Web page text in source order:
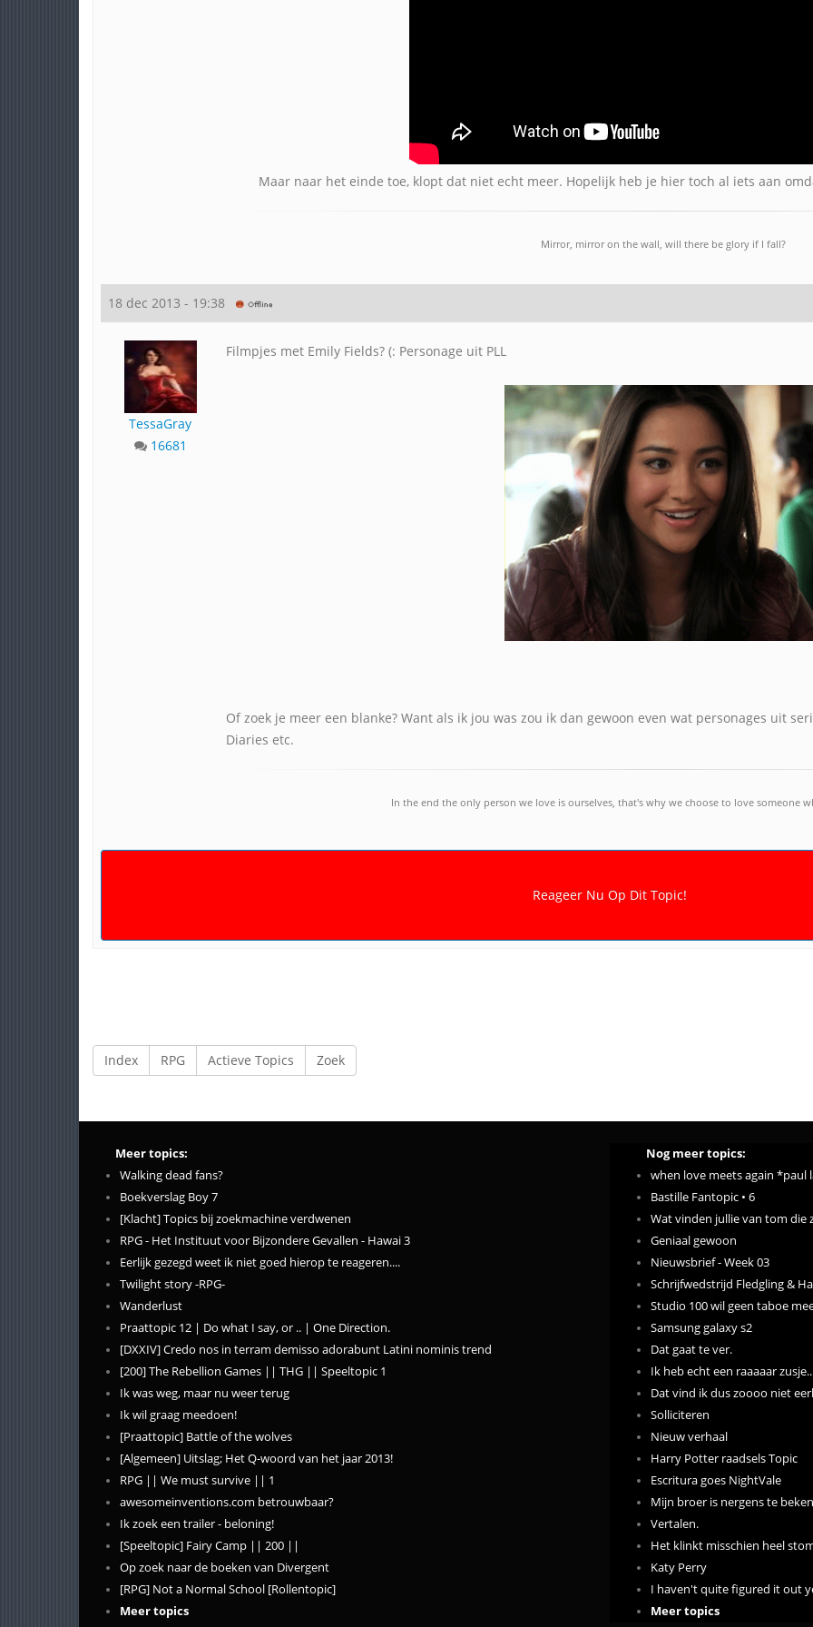
Maar naar het einde toe, klopt dat niet echt meer. Hopelijk heb je hier toch al iets aan
Mirror, mirror on the wall, will there be glory if I fall?
18 dec 2013 - 19:38
TessaGray
16681
Filmpjes met Emily Fields? (: Personage uit PLL
Of zoek je meer een blanke? Want als ik jou was zou ik dan gewoon even wat personages uit
Diaries etc.
In the end the only person we love is ourselves, that's why we choose to love someone
Index RPG Actieve Topics Zoek
Meer topics:
Walking dead fans?
Boekverslag Boy 7
[Klacht] Topics bij zoekmachine verdwenen
RPG - Het Instituut voor Bijzondere Gevallen - Hawai 3
Eerlijk gezegd weet ik niet goed hierop te reageren....
Twilight story -RPG-
Wanderlust
Praattopic 12 | Do what I say, or .. | One Direction.
[DXXIV] Credo nos in terram demisso adorabunt Latini nominis trend
[200] The Rebellion Games || THG || Speeltopic 1
Ik was weg, maar nu weer terug
Ik wil graag meedoen!
[Praattopic] Battle of the wolves
[Algemeen] Uitslag; Het Q-woord van het jaar 2013!
RPG || We must survive || 1
awesomeinventions.com betrouwbaar?
Ik zoek een trailer - beloning!
[Speeltopic] Fairy Camp || 200 ||
Op zoek naar de boeken van Divergent
[RPG] Not a Normal School [Rollentopic]
Meer topics
Nog meer topics:
when love meets again *paul
Bastille Fantopic • 6
Wat vinden jullie van tom die
Geniaal gewoon
Nieuwsbrief - Week 03
Schrijfwedstrijd Fledgling &
Studio 100 wil geen taboe
Samsung galaxy s2
Dat gaat te ver.
Ik heb echt een raaaaar
Dat vind ik dus zoooo niet
Solliciteren
Nieuw verhaal
Harry Potter raadsels Topic
Escritura goes NightVale
Mijn broer is nergens te
Vertalen.
Het klinkt misschien heel
Katy Perry
I haven't quite figured it out
Meer topics